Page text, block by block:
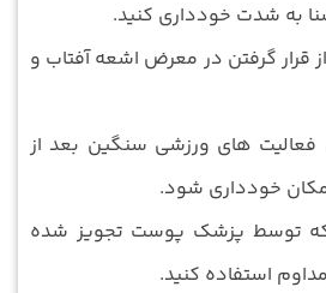
به شدت خودداری کنید.
قرار گرفتن در معرض اشعه آفتاب و
فعالیت های ورزشی سنگین بعد از
خودداری شود.
توسط پزشک پوست تجویز شده
استفاده کنید.